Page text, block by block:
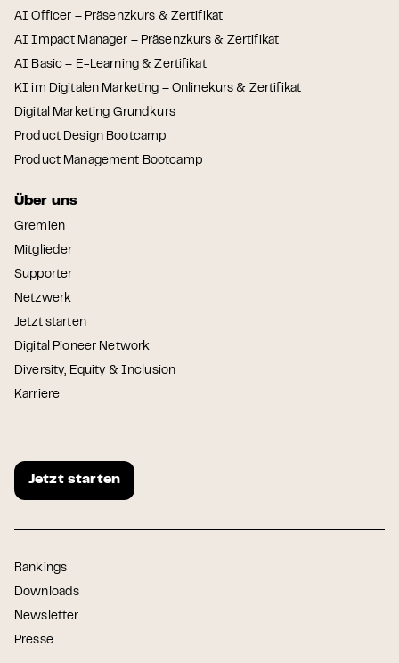
AI Officer – Präsenzkurs & Zertifikat
AI Impact Manager – Präsenzkurs & Zertifikat
AI Basic – E-Learning & Zertifikat
KI im Digitalen Marketing – Onlinekurs & Zertifikat
Digital Marketing Grundkurs
Product Design Bootcamp
Product Management Bootcamp
Über uns
Gremien
Mitglieder
Supporter
Netzwerk
Jetzt starten
Digital Pioneer Network
Diversity, Equity & Inclusion
Karriere
Jetzt starten
Rankings
Downloads
Newsletter
Presse